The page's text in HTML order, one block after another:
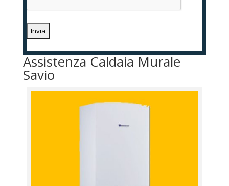
Assistenza Caldaia Murale
Savio